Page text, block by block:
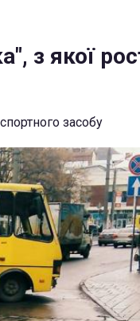
з якої
засобу